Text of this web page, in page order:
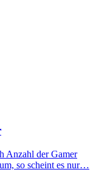
Anzahl der Gamer
so scheint es nur…